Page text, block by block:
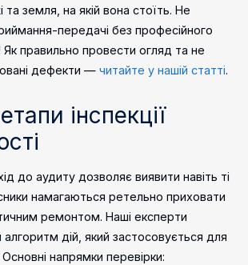
та земля, на якій вона стоїть. Не
передачі без професійного
Як правильно провести огляд та не
дефекти —читайте у нашій статті.
інспекції
до аудиту дозволяє виявити навіть ті
намагаються ретельно приховати
ремонтом. Наші експерти
алгоритм дій, який застосовується для
Основні напрямки перевірки: